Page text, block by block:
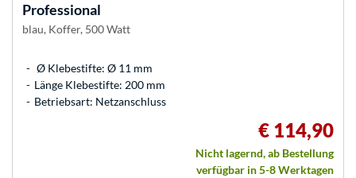
Professional
blau, Koffer, 500 Watt
Ø Klebestifte: Ø 11 mm
Länge Klebestifte: 200 mm
Betriebsart: Netzanschluss
€ 114,90
Nicht lagernd, ab Bestellung
verfügbar in 5-8 Werktagen